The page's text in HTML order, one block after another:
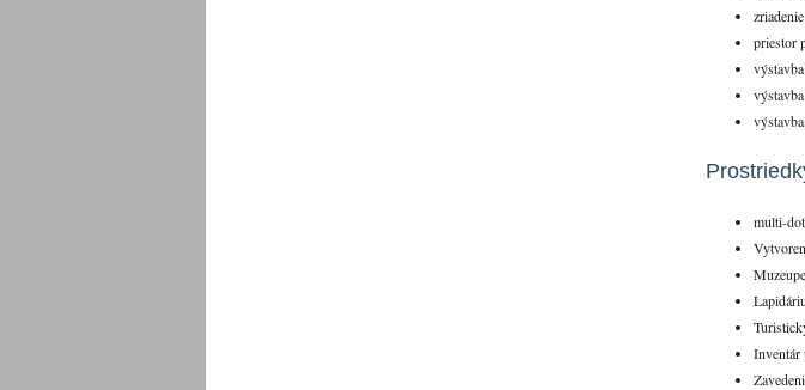
priestor
multi-
Inventár